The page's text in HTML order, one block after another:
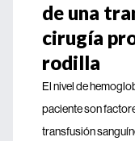
de una
cirugía
rodilla
El nivel de
paciente son
transfusión